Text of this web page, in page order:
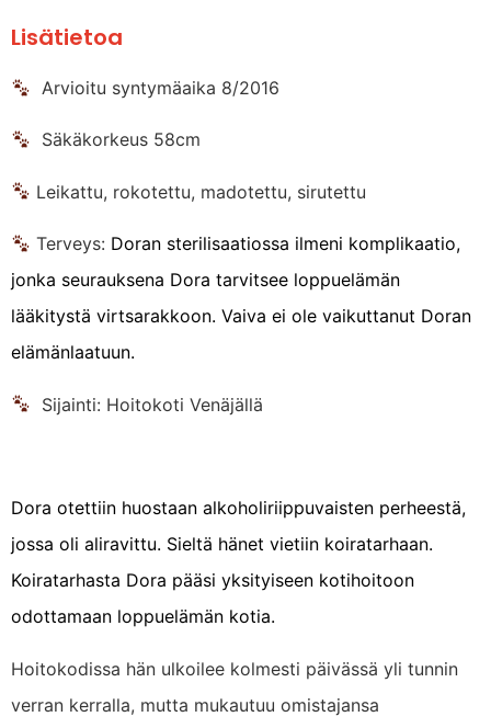
Lisätietoa
Arvioitu syntymäaika 8/2016
Säkäkorkeus 58cm
Leikattu, rokotettu, madotettu, sirutettu
Terveys: Doran sterilisaatiossa ilmeni komplikaatio,
jonka seurauksena Dora tarvitsee loppuelämän
lääkitystä virtsarakkoon. Vaiva ei ole vaikuttanut Doran
elämänlaatuun.
Sijainti: Hoitokoti Venäjällä
Dora otettiin huostaan alkoholiriippuvaisten perheestä,
jossa oli aliravittu. Sieltä hänet vietiin koiratarhaan.
Koiratarhasta Dora pääsi yksityiseen kotihoitoon
odottamaan loppuelämän kotia.
Hoitokodissa hän ulkoilee kolmesti päivässä yli tunnin
verran kerralla, mutta mukautuu omistajansa